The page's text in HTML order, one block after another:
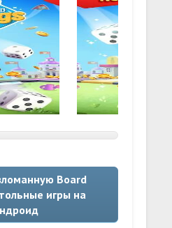
Board
игры на